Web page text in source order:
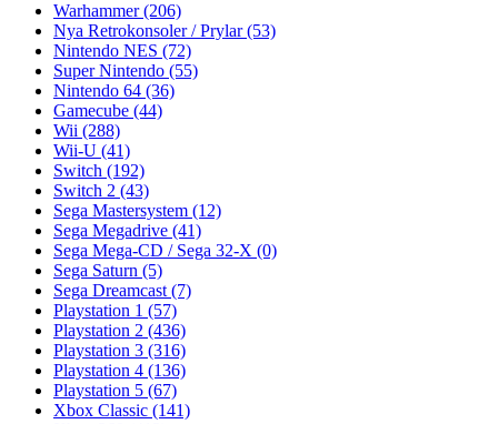
Warhammer(206)
Nya Retrokonsoler / Prylar(53)
Nintendo NES (72)
Super Nintendo (55)
Nintendo 64 (36)
Gamecube (44)
Wii (288)
Wii-U (41)
Switch (192)
Switch 2 (43)
Sega Mastersystem (12)
Sega Megadrive (41)
Sega Mega-CD / Sega 32-X (0)
Sega Saturn (5)
Sega Dreamcast (7)
Playstation 1 (57)
Playstation 2 (436)
Playstation 3 (316)
Playstation 4 (136)
Playstation 5 (67)
Xbox Classic (141)